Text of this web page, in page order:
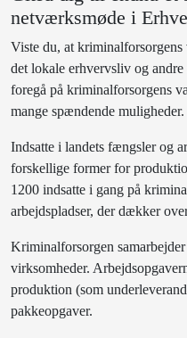
netværksmøde i
Viste du, at kriminalforsorgens
det lokale erhvervsliv og
foregå på kriminalforsorgens
mange spændende muligheder.
Indsatte i landets fængsler og
forskellige former for
1200 indsatte i gang på
arbejdspladser, der dækker
Kriminalforsorgen
virksomheder.
produktion (som
pakkeopgaver.